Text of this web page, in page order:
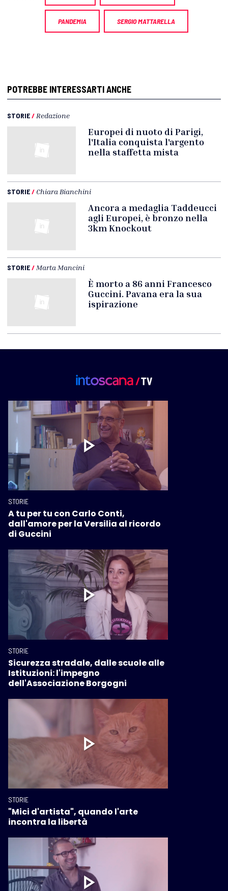
PANDEMIA SERGIO MATTARELLA
POTREBBE INTERESSARTI ANCHE
STORIE/ Redazione
Europei di nuoto di Parigi,
l'Italia conquista l'argento
nella staffetta mista
STORIE/ Chiara Bianchini
Ancora a medaglia Taddeucci
agli Europei, è bronzo nella
3km Knockout
STORIE/ Marta Mancini
È morto a 86 anni Francesco
Guccini. Pavana era la sua
ispirazione
STORIE
A tu per tu con Carlo Conti,
dall'amore per la Versilia al ricordo
di Guccini
STORIE
Sicurezza stradale, dalle scuole alle
Istituzioni: l'impegno
dell'Associazione Borgogni
STORIE
"Mici d'artista", quando l'arte
incontra la libertà